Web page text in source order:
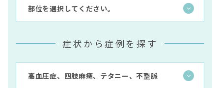
症状から症例を探す